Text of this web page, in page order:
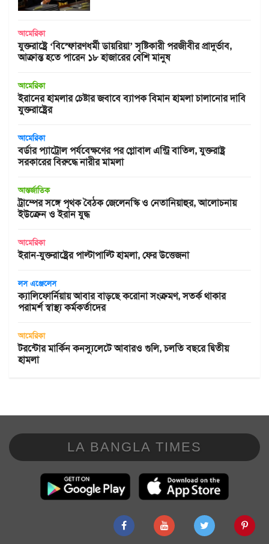
আমেরিকা
যুক্তরাষ্ট্রে ‘বিস্ফোরণধর্মী ডায়রিয়া’ সৃষ্টিকারী পরজীবীর প্রাদুর্ভাব,
আক্রান্ত হতে পারেন ১৮ হাজারের বেশি মানুষ
আমেরিকা
ইরানের হামলার চেষ্টার জবাবে ব্যাপক বিমান হামলা চালানোর দাবি
যুক্তরাষ্ট্রের
আমেরিকা
বর্ডার প্যাট্রোল পর্যবেক্ষণের পর গ্লোবাল এন্ট্রি বাতিল, যুক্তরাষ্ট্র
সরকারের বিরুদ্ধে নারীর মামলা
আন্তর্জাতিক
ট্রাম্পের সঙ্গে পৃথক বৈঠক জেলেনস্কি ও নেতানিয়াহুর, আলোচনায়
ইউক্রেন ও ইরান যুদ্ধ
আমেরিকা
ইরান-যুক্তরাষ্ট্রের পাল্টাপাল্টি হামলা, ফের উত্তেজনা
লস এঞ্জেলেস
ক্যালিফোর্নিয়ায় আবার বাড়ছে করোনা সংক্রমণ, সতর্ক থাকার
পরামর্শ স্বাস্থ্য কর্মকর্তাদের
আমেরিকা
টরন্টোর মার্কিন কনস্যুলেটে আবারও গুলি, চলতি বছরে দ্বিতীয়
হামলা
LA BANGLA TIMES